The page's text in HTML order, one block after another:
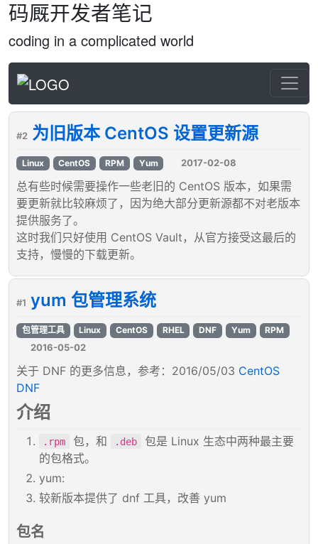
码厩开发者笔记
coding in a complicated world
#2 为旧版本 CentOS 设置更新源
Linux CentOS RPM Yum 2017-02-08
总有些时候需要操作一些老旧的 CentOS 版本，如果需
要更新就比较麻烦了，因为绝大部分更新源都不对老版本
提供服务了。
这时我们只好使用 CentOS Vault，从官方接受这最后的
支持，慢慢的下载更新。
#1 yum 包管理系统
包管理工具 Linux CentOS RHEL DNF Yum RPM
2016-05-02
关于 DNF 的更多信息，参考：2016/05/03 CentOS
DNF
介绍
.rpm 包，和 .deb
包是 Linux 生态中两种最主要
的包格式。
yum:
较新版本提供了 dnf 工具，改善 yum
包名